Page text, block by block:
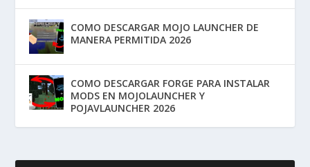
COMO DESCARGAR MOJO LAUNCHER DE
MANERA PERMITIDA 2026
COMO DESCARGAR FORGE PARA INSTALAR
MODS EN MOJOLAUNCHER Y
POJAVLAUNCHER 2026